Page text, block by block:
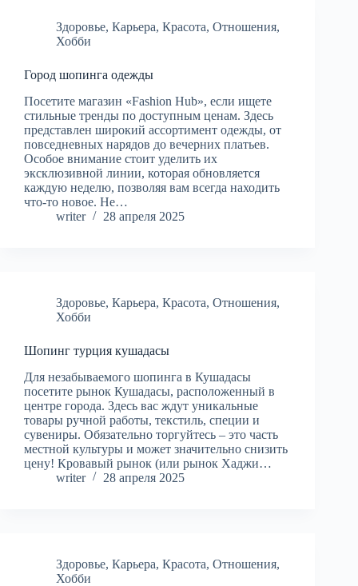
Здоровье, Карьера, Красота, Отношения,
Хобби
Город шопинга одежды
Посетите магазин «Fashion Hub», если ищете
стильные тренды по доступным ценам. Здесь
представлен широкий ассортимент одежды, от
повседневных нарядов до вечерних платьев.
Особое внимание стоит уделить их
эксклюзивной линии, которая обновляется
каждую неделю, позволяя вам всегда находить
что-то новое. Не…
writer
28 апреля 2025
Здоровье, Карьера, Красота, Отношения,
Хобби
Шопинг турция кушадасы
Для незабываемого шопинга в Кушадасы
посетите рынок Кушадасы, расположенный в
центре города. Здесь вас ждут уникальные
товары ручной работы, текстиль, специи и
сувениры. Обязательно торгуйтесь – это часть
местной культуры и может значительно снизить
цену! Кровавый рынок (или рынок Хаджи…
writer
28 апреля 2025
Здоровье, Карьера, Красота, Отношения,
Хобби